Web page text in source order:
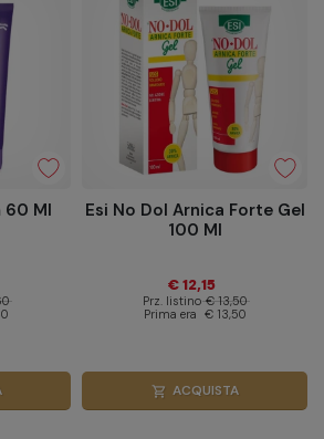
60 Ml
Esi No Dol Arnica Forte Gel
100 Ml
€ 12,15
Prz. listino € 13,50
Prima era € 13,50
shopping_cart ACQUISTA